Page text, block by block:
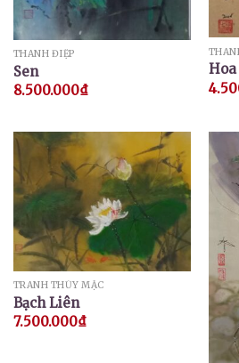
THANH ĐIỆP
Sen
8.500.000₫
TRANH THỦY MẶC
Bạch Liên
7.500.000₫